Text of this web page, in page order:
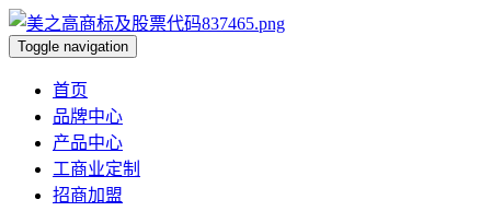
Toggle navigation
首页
品牌中心
产品中心
工商业定制
招商加盟